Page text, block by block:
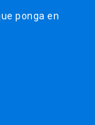
ponga en